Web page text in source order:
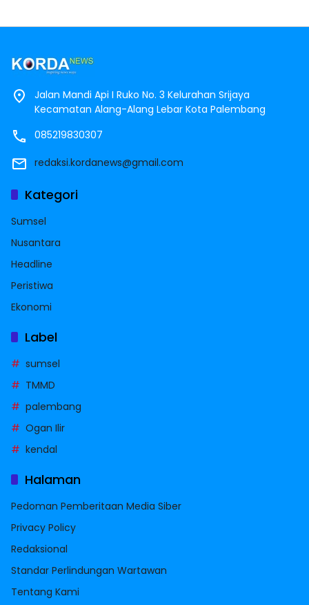
Jalan Mandi Api I Ruko No. 3 Kelurahan Srijaya
Kecamatan Alang-Alang Lebar Kota Palembang
085219830307
redaksi.kordanews@gmail.com
Kategori
Sumsel
Nusantara
Headline
Peristiwa
Ekonomi
Label
sumsel
TMMD
palembang
Ogan Ilir
kendal
Halaman
Pedoman Pemberitaan Media Siber
Privacy Policy
Redaksional
Standar Perlindungan Wartawan
Tentang Kami